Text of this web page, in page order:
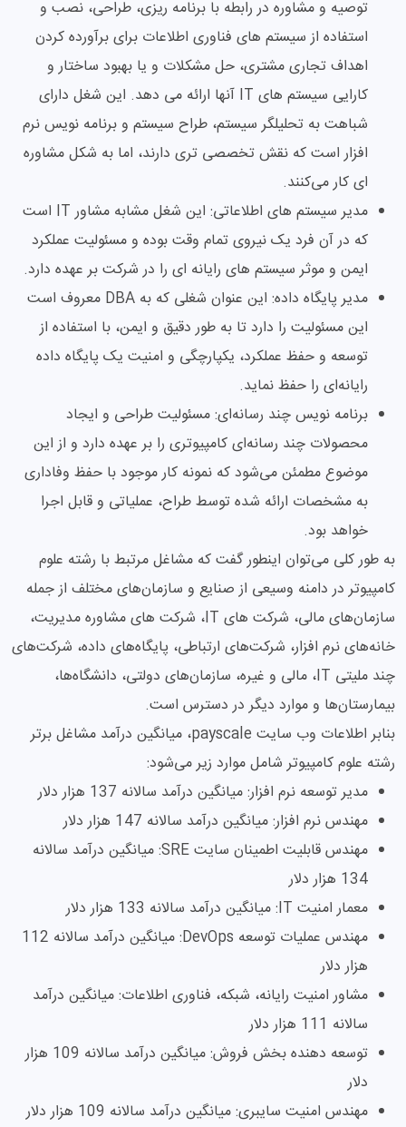
توصیه و مشاوره در رابطه با برنامه ریزی، طراحی، نصب و
استفاده از سیستم های فناوری اطلاعات برای برآورده کردن
اهداف تجاری مشتری، حل مشکلات و یا بهبود ساختار و
کارایی سیستم های IT آنها ارائه می دهد. این شغل دارای
شباهت به تحلیلگر سیستم، طراح سیستم و برنامه نویس نرم
افزار است که نقش تخصصی تری دارند، اما به شکل مشاوره
ای کار می‌کنند.
مدیر سیستم های اطلاعاتی: این شغل مشابه مشاور IT است
که در آن فرد یک نیروی تمام وقت بوده و مسئولیت عملکرد
ایمن و موثر سیستم های رایانه ای را در شرکت بر عهده دارد.
مدیر پایگاه داده: این عنوان شغلی که به DBA معروف است
این مسئولیت را دارد تا به طور دقیق و ایمن، با استفاده از
توسعه و حفظ عملکرد، یکپارچگی و امنیت یک پایگاه داده
رایانه‌ای را حفظ نماید.
برنامه نویس چند رسانه‌ای: مسئولیت طراحی و ایجاد
محصولات چند رسانه‌ای کامپیوتری را بر عهده دارد و از این
موضوع مطمئن می‌شود که نمونه کار موجود با حفظ وفاداری
به مشخصات ارائه شده توسط طراح، عملیاتی و قابل اجرا
خواهد بود.
به طور کلی می‌توان اینطور گفت که مشاغل مرتبط با رشته علوم
کامپیوتر در دامنه وسیعی از صنایع و سازمان‌های مختلف از جمله
سازمان‌های مالی، شرکت های IT، شرکت های مشاوره مدیریت،
خانه‌های نرم افزار، شرکت‌های ارتباطی، پایگاه‌های داده، شرکت‌های
چند ملیتی IT، مالی و غیره، سازمان‌های دولتی، دانشگاه‌ها،
بیمارستان‌ها و موارد دیگر در دسترس است.
بنابر اطلاعات وب سایت payscale، میانگین درآمد مشاغل برتر
رشته علوم کامپیوتر شامل موارد زیر می‌شود:
مدیر توسعه نرم افزار: میانگین درآمد سالانه 137 هزار دلار
مهندس نرم افزار: میانگین درآمد سالانه 147 هزار دلار
مهندس قابلیت اطمینان سایت SRE: میانگین درآمد سالانه
134 هزار دلار
معمار امنیت IT: میانگین درآمد سالانه 133 هزار دلار
مهندس عملیات توسعه DevOps: میانگین درآمد سالانه 112
هزار دلار
مشاور امنیت رایانه، شبکه، فناوری اطلاعات: میانگین درآمد
سالانه 111 هزار دلار
توسعه دهنده بخش فروش: میانگین درآمد سالانه 109 هزار
دلار
مهندس امنیت سایبری: میانگین درآمد سالانه 109 هزار دلار